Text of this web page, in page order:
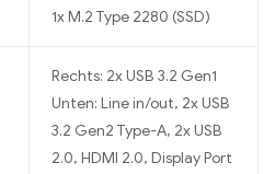
1x M.2 Type 2280 (SSD)
Rechts: 2x USB 3.2 Gen1
Unten: Line in/out, 2x USB
3.2 Gen2 Type-A, 2x USB
2.0, HDMI 2.0, Display Port